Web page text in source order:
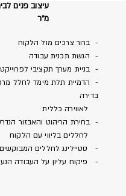
מ"ר
- ברור צרכים מול הלקוח
- הגשת תכנית עבודה
- בניית מערך תקציבי לפרוייקט
- הדמיית תלת מימד לחלל
בדירה
לאווירה כללית
- בחירת הריהוט והאבזור
לחללים בליווי עם הלקוח
- סטיילינג לחללים המבוקשים
- פיקוח עליון על העבודה